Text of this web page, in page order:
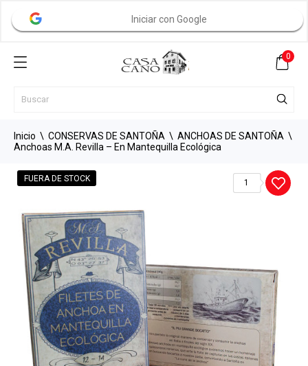
Iniciar con Google
0
Inicio CONSERVAS DE SANTOÑA
ANCHOAS DE SANTOÑA
Anchoas M.A. Revilla – En Mantequilla Ecológica
1
FUERA DE STOCK